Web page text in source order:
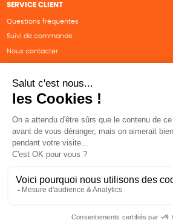
SERVICE CLIENT
Questions fréquentes
Suivi de commande
Nous contacter
SUIVEZ-NOUS
Une boutique élaborée avec par RGOODS